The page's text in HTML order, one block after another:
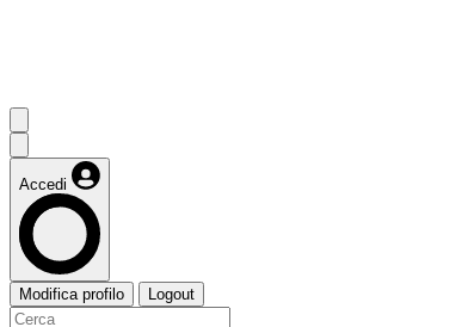
Accedi
Modifica profilo Logout